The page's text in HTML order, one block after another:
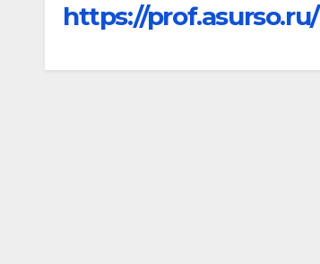
https://prof.asurso.ru/